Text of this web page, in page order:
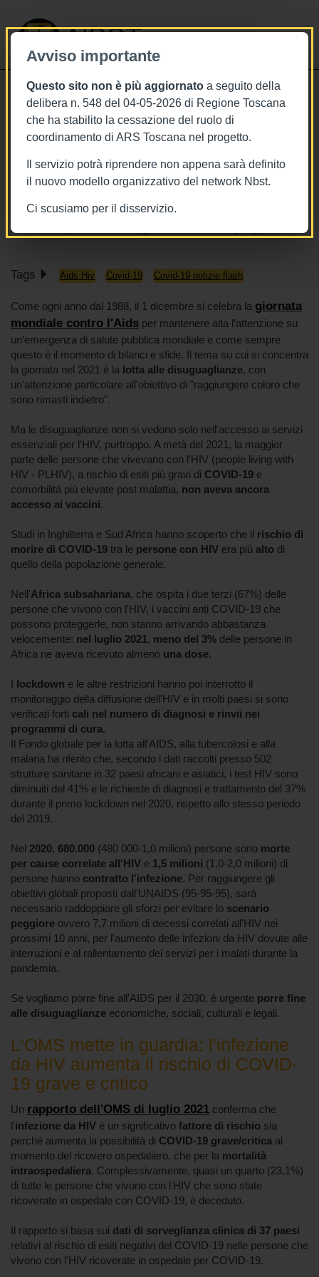
Avviso importante
Questo sito non è più aggiornato a seguito della
delibera n. 548 del 04-05-2026 di Regione Toscana
che ha stabilito la cessazione del ruolo di
coordinamento di ARS Toscana nel progetto.
Il servizio potrà riprendere non appena sarà definito
il nuovo modello organizzativo del network Nbst.
Ci scusiamo per il disservizio.
NBST
30/11/2021
Convivere con HIV e COVID-19: 1
dicembre, giornata mondiale contro
l'AIDS
www.who.int; www.unaids.org; www.worldaidsday.org
Tags Aids Hiv Covid-19 Covid-19 notizie flash
Come ogni anno dal 1988, il 1 dicembre si celebra la giornata
mondiale contro l'Aids per mantenere alta l’attenzione su
un’emergenza di salute pubblica mondiale e come sempre
questo è il momento di bilanci e sfide. Il tema su cui si concentra
la giornata nel 2021 è la lotta alle disuguaglianze, con
un'attenzione particolare all'obiettivo di "raggiungere coloro che
sono rimasti indietro".
Ma le disuguaglianze non si vedono solo nell'accesso ai servizi
essenziali per l'HIV, purtroppo. A metà del 2021, la maggior
parte delle persone che vivevano con l'HIV (people living with
HIV - PLHIV), a rischio di esiti più gravi di COVID-19 e
comorbilità più elevate post malattia, non aveva ancora
accesso ai vaccini.
Studi in Inghilterra e Sud Africa hanno scoperto che il rischio di
morire di COVID-19 tra le persone con HIV era più alto di
quello della popolazione generale.
Nell'Africa subsahariana, che ospita i due terzi (67%) delle
persone che vivono con l'HIV, i vaccini anti COVID-19 che
possono proteggerle, non stanno arrivando abbastanza
velocemente: nel luglio 2021, meno del 3% delle persone in
Africa ne aveva ricevuto almeno una dose.
I lockdown e le altre restrizioni hanno poi interrotto il
monitoraggio della diffusione dell'HIV e in molti paesi si sono
verificati forti cali nel numero di diagnosi e rinvii nei
programmi di cura.
Il Fondo globale per la lotta all'AIDS, alla tubercolosi e alla
malaria ha riferito che, secondo i dati raccolti presso 502
strutture sanitarie in 32 paesi africani e asiatici, i test HIV sono
diminuiti del 41% e le richieste di diagnosi e trattamento del 37%
durante il primo lockdown nel 2020, rispetto allo stesso periodo
del 2019.
Nel 2020, 680.000 (480 000-1,0 milioni) persone sono morte
per cause correlate all'HIV e 1,5 milioni (1,0-2,0 milioni) di
persone hanno contratto l'infezione. Per raggiungere gli
obiettivi globali proposti dall'UNAIDS (95-95-95), sarà
necessario raddoppiare gli sforzi per evitare lo scenario
peggiore ovvero 7,7 milioni di decessi correlati all'HIV nei
prossimi 10 anni, per l'aumento delle infezioni da HIV dovute alle
interruzioni e al rallentamento dei servizi per i malati durante la
pandemia.
Se vogliamo porre fine all'AIDS per il 2030, è urgente porre fine
alle disuguaglianze economiche, sociali, culturali e legali.
L'OMS mette in guardia: l'infezione
da HIV aumenta il rischio di COVID-
19 grave e critico
Un rapporto dell'OMS di luglio 2021 conferma che
l'infezione da HIV è un significativo fattore di rischio sia
perché aumenta la possibilità di COVID-19 grave/critica al
momento del ricovero ospedaliero, che per la mortalità
intraospedaliera. Complessivamente, quasi un quarto (23,1%)
di tutte le persone che vivono con l'HIV che sono state
ricoverate in ospedale con COVID-19, è deceduto.
Il rapporto si basa sui dati di sorveglianza clinica di 37 paesi
relativi al rischio di esiti negativi del COVID-19 nelle persone che
vivono con l'HIV ricoverate in ospedale per COVID-19.